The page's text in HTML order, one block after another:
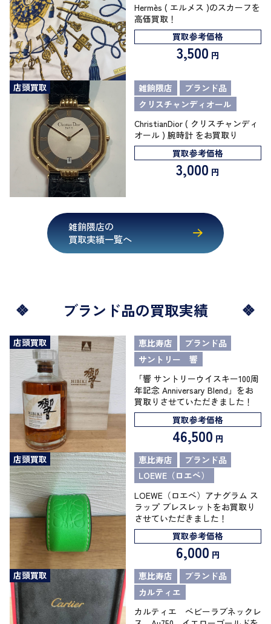
Hermès ( エルメス )のスカーフを
高価買取！
買取参考価格
3,500 円
店頭買取 雑餉隈店
ブランド品
クリスチャンディオール
ChristianDior ( クリスチャンディ
オール ) 腕時計 をお買取り
買取参考価格
3,000 円
雑餉隈店の
買取実績一覧へ
ブランド品の買取実績
店頭買取 恵比寿店
ブランド品
サントリー 響
「響 サントリーウイスキー100周
年記念 Anniversary Blend」をお
買取りさせていただきました！
買取参考価格
46,500 円
店頭買取
恵比寿店
ブランド品
LOEWE（ロエベ）
LOEWE（ロエベ）アナグラム ス
ラップ ブレスレットをお買取り
させていただきました！
買取参考価格
6,000 円
店頭買取
恵比寿店
ブランド品
カルティエ
カルティエ ベビーラブネックレ